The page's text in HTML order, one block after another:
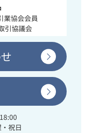
業協会会員
引協議会
祝日